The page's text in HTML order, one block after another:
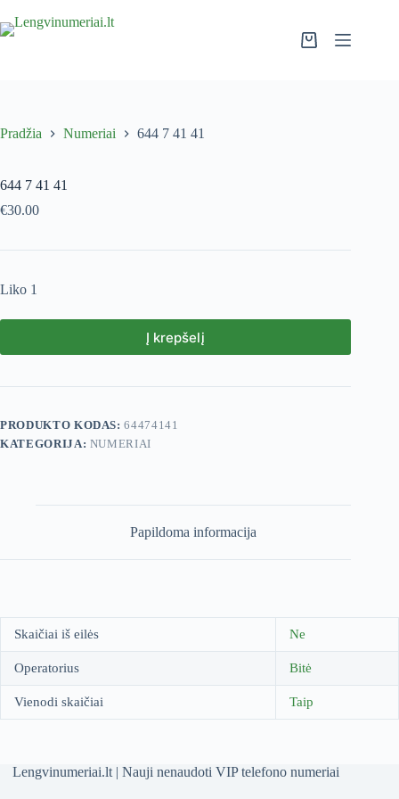
Pradžia Numeriai 644 7 41 41
644 7 41 41
€30.00
Liko 1
Į krepšelį
PRODUKTO KODAS:64474141
KATEGORIJA: NUMERIAI
Papildoma informacija
Skaičiai iš eilės Ne
Operatorius Bitė
Vienodi skaičiai Taip
Lengvinumeriai.lt | Nauji nenaudoti VIP telefono numeriai